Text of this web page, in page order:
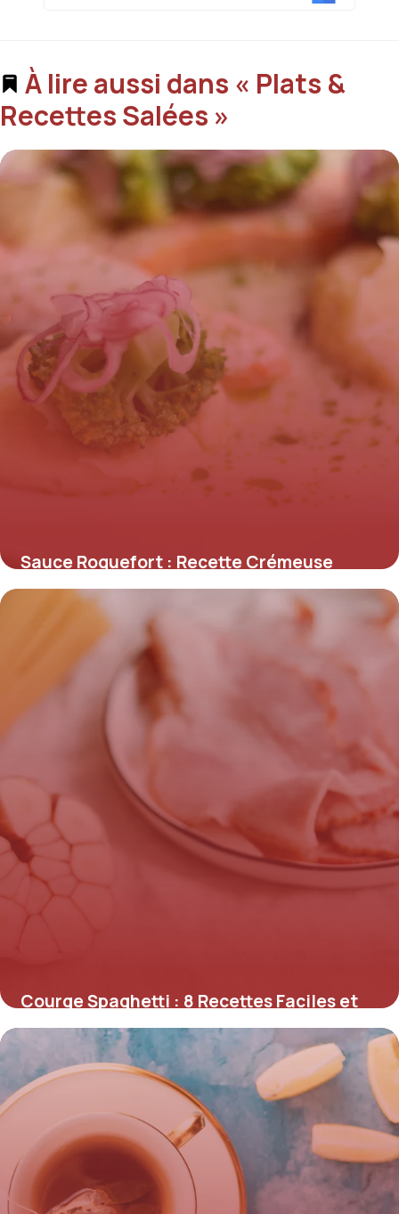
À lire aussi dans « Plats &
Recettes Salées »
Sauce Roquefort : Recette Crémeuse
Express
Courge Spaghetti : 8 Recettes Faciles et
Saines
1 juillet 2026